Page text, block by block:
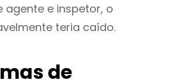
agente e inspetor, o
teria caído.
de